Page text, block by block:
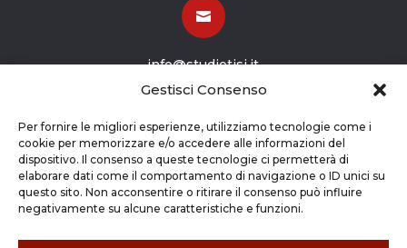
Gestisci Consenso
Per fornire le migliori esperienze, utilizziamo tecnologie come i
cookie per memorizzare e/o accedere alle informazioni del
dispositivo. Il consenso a queste tecnologie ci permetterà di
elaborare dati come il comportamento di navigazione o ID unici su
questo sito. Non acconsentire o ritirare il consenso può influire
negativamente su alcune caratteristiche e funzioni.

info@studiotisi.it

Viale Europa 8
Grassobbio BG (24050)